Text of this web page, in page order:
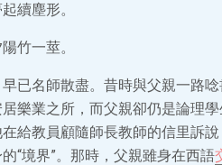
續塵形。
竹一莖。
已名師散盡。昔時與父親一路
樂業之所，而父親卻仍是論理
給教員顧隨師長教師的信里訴
“境界”。那時，父親雖身在西語